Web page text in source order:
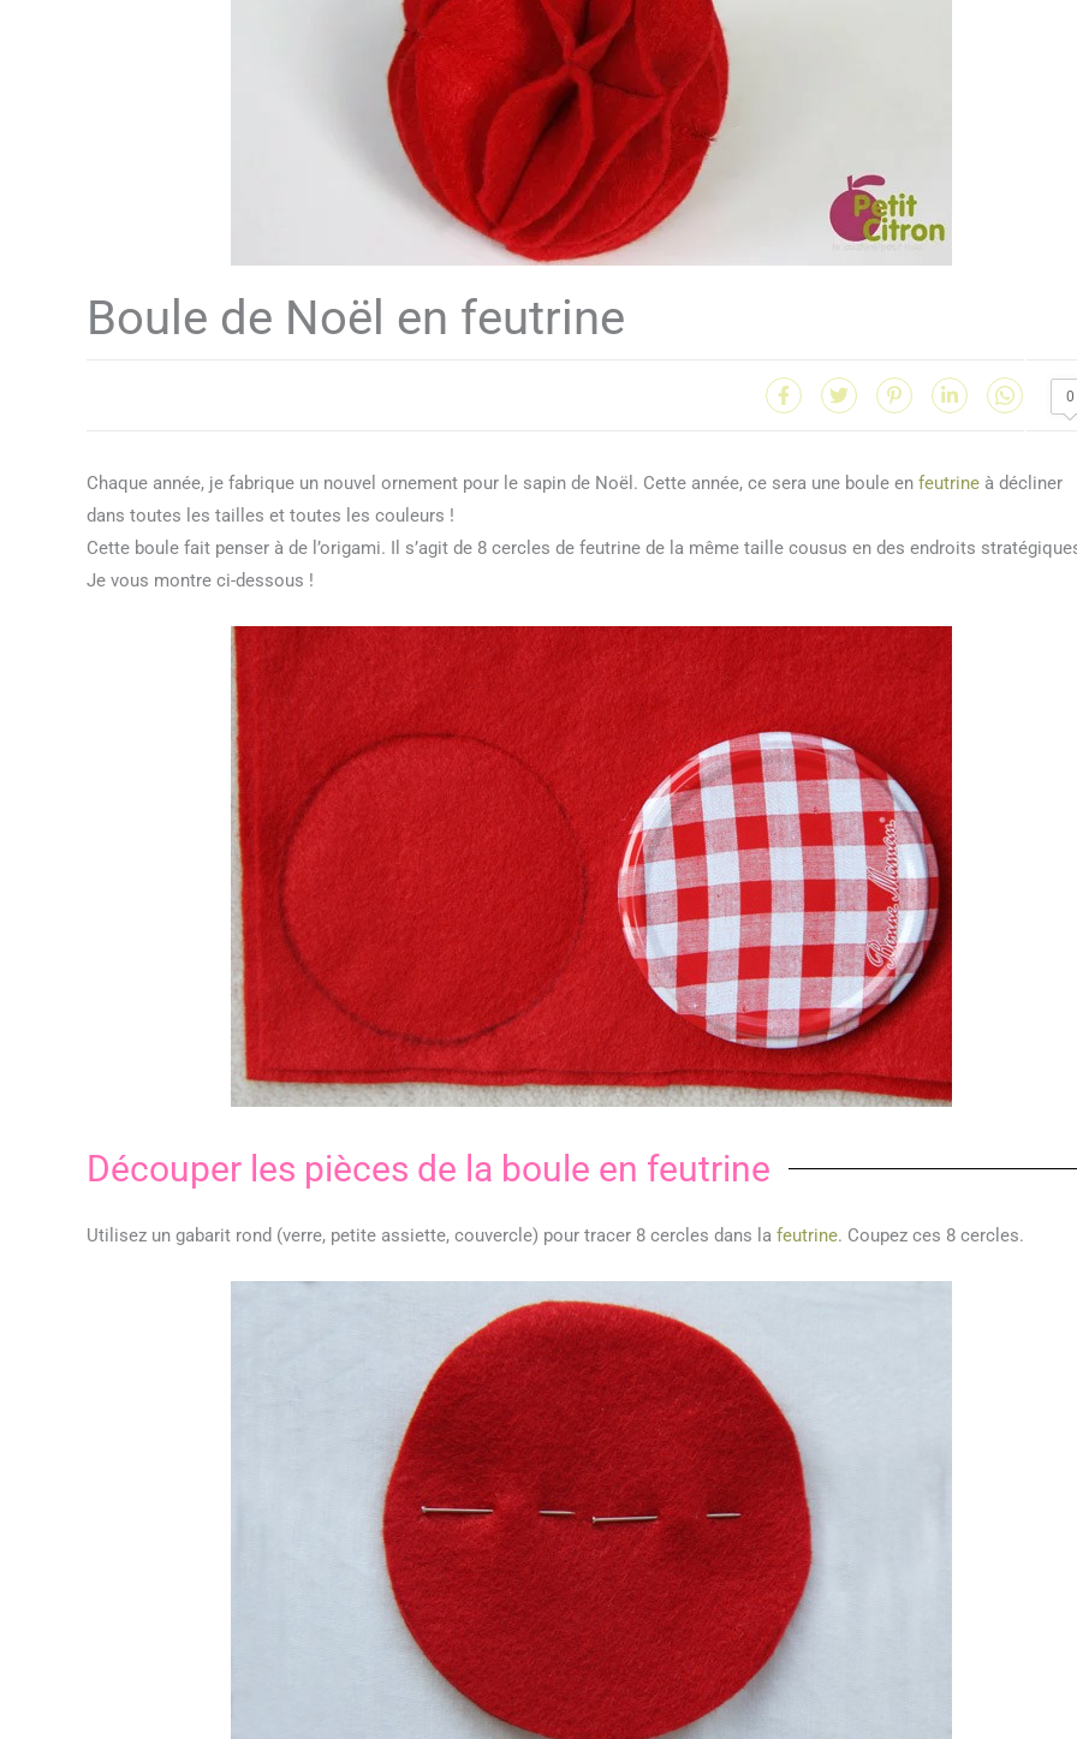
Boule de Noël en feutrine
0
Chaque année, je fabrique un nouvel ornement pour le sapin de Noël. Cette année, ce sera une boule en feutrine à décliner
dans toutes les tailles et toutes les couleurs !
Cette boule fait penser à de l’origami. Il s’agit de 8 cercles de feutrine de la même taille cousus en des endroits
Je vous montre ci-dessous !
Découper les pièces de la boule en feutrine
Utilisez un gabarit rond (verre, petite assiette, couvercle) pour tracer 8 cercles dans la feutrine. Coupez ces 8 cercles.